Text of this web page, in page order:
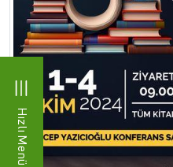
Hızlı Menü